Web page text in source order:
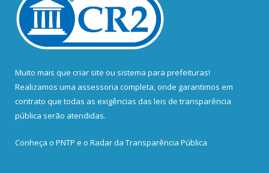
Muito mais que criar site ou sistema para prefeituras!
Realizamos uma assessoria completa, onde garantimos em
contrato que todas as exigências das leis de transparência
pública serão atendidas.
Conheça o PNTP e o Radar da Transparência Pública